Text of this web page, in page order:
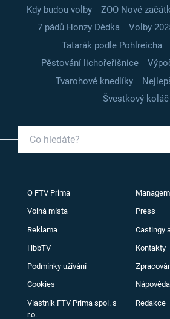
Kdy budou volby
ZOO Nové
7 pádů Honzy Dědka
Volby
Tatarák podle Pohlreicha
Pěstování lichořeřišnice
Tvarohové knedlíky
Švestkový koláč
O FTV Prima
Volná místa Press
Reklama Castingy
HbbTV Kontakty
Podmínky užívání
Cookies Nápověda
Vlastník FTV Prima spol. s
r.o.
Redakce